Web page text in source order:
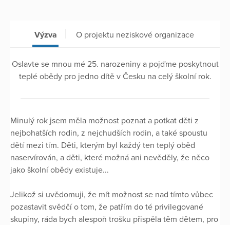
Výzva O projektu neziskové organizace
Oslavte se mnou mé 25. narozeniny a pojďme poskytnout
teplé obědy pro jedno dítě v Česku na celý školní rok.
Minulý rok jsem měla možnost poznat a potkat děti z
nejbohatších rodin, z nejchudších rodin, a také spoustu
dětí mezi tím. Děti, kterým byl každý ten teplý oběd
naservírován, a děti, které možná ani nevěděly, že něco
jako školní obědy existuje...
Jelikož si uvědomuji, že mít možnost se nad tímto vůbec
pozastavit svědčí o tom, že patřím do té privilegované
skupiny, ráda bych alespoň trošku přispěla těm dětem, pro